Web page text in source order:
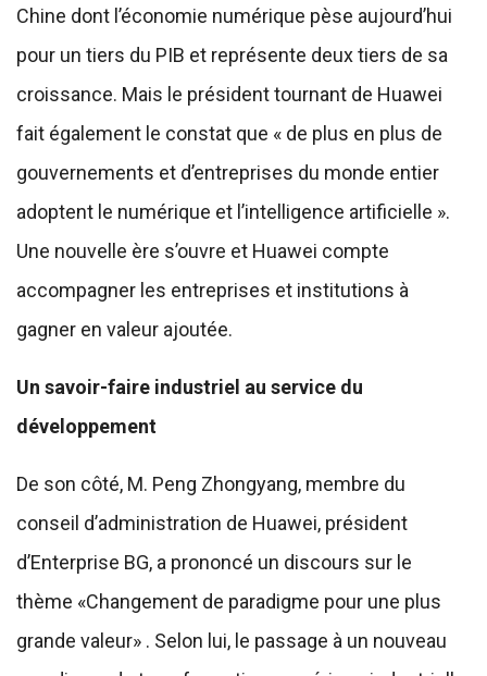
Chine dont l’économie numérique pèse aujourd’hui
pour un tiers du PIB et représente deux tiers de sa
croissance. Mais le président tournant de Huawei
fait également le constat que « de plus en plus de
gouvernements et d’entreprises du monde entier
adoptent le numérique et l’intelligence artificielle ».
Une nouvelle ère s’ouvre et Huawei compte
accompagner les entreprises et institutions à
gagner en valeur ajoutée.
Un savoir-faire industriel au service du
développement
De son côté, M. Peng Zhongyang, membre du
conseil d’administration de Huawei, président
d’Enterprise BG, a prononcé un discours sur le
thème «Changement de paradigme pour une plus
grande valeur» . Selon lui, le passage à un nouveau